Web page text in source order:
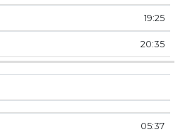
19:25
20:35
05:37